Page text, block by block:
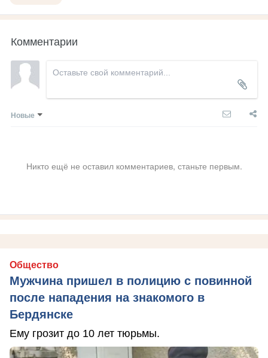
Комментарии
Новые
Никто ещё не оставил комментариев, станьте первым.
Общество
Мужчина пришел в полицию с повинной
после нападения на знакомого в
Бердянске
Ему грозит до 10 лет тюрьмы.